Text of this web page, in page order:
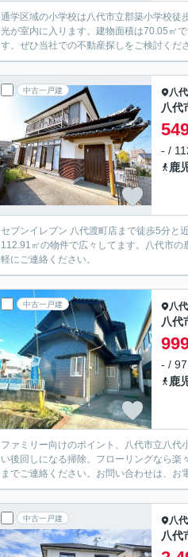
通学区域の小学校は八代市立郡築小学校徒
光が室内に入ります。建物面積は70.05㎡
す。ぜひ当社での不動産探しをご検討くだ
中古一戸建 八
八代
- /
鹿
セブンイレブン 八代渡町店まで徒歩5分と
112.91㎡の物件で広々してます。八代市
軽にご連絡ください。
中古一戸建 八
八
- /
鹿
ファミリー向けのポイント、八代市立八
い後回しになる掃除。フローリングなら楽
までご連絡ください。お問い合わせは、お
中古一戸建 八
八代